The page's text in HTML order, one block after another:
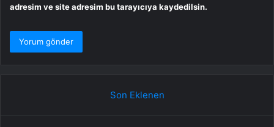
adresim ve site adresim bu tarayıcıya kaydedilsin.
Son Eklenen